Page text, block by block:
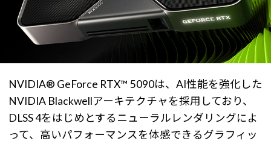
NVIDIA® GeForce RTX™ 5090は、AI性能を強化した
NVIDIA Blackwellアーキテクチャを採用しており、
DLSS 4をはじめとするニューラルレンダリングによ
って、高いパフォーマンスを体感できるグラフィッ